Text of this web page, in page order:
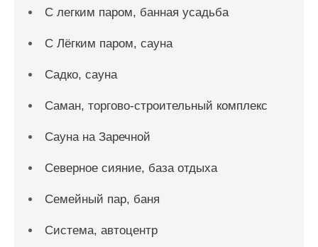
С легким паром, банная усадьба
С Лёгким паром, сауна
Садко, сауна
Саман, торгово-строительный комплекс
Сауна на Заречной
Северное сияние, база отдыха
Семейный пар, баня
Система, автоцентр